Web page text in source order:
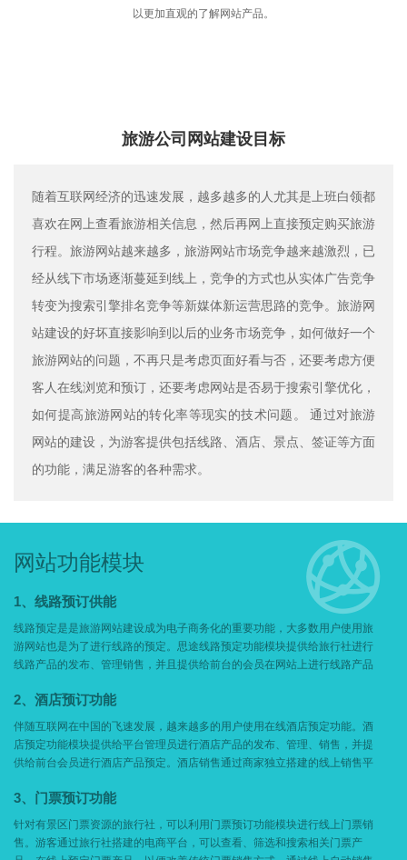
以更加直观的了解网站产品。
旅游公司网站建设目标
随着互联网经济的迅速发展，越多越多的人尤其是上班白领都
喜欢在网上查看旅游相关信息，然后再网上直接预定购买旅游
行程。旅游网站越来越多，旅游网站市场竞争越来越激烈，已
经从线下市场逐渐蔓延到线上，竞争的方式也从实体广告竞争
转变为搜索引擎排名竞争等新媒体新运营思路的竞争。旅游网
站建设的好坏直接影响到以后的业务市场竞争，如何做好一个
旅游网站的问题，不再只是考虑页面好看与否，还要考虑方便
客人在线浏览和预订，还要考虑网站是否易于搜索引擎优化，
如何提高旅游网站的转化率等现实的技术问题。 通过对旅游
网站的建设，为游客提供包括线路、酒店、景点、签证等方面
的功能，满足游客的各种需求。

网站功能模块
1、线路预订供能
线路预定是是旅游网站建设成为电子商务化的重要功能，大多数用户使用旅
游网站也是为了进行线路的预定。思途线路预定功能模块提供给旅行社进行
线路产品的发布、管理销售，并且提供给前台的会员在网站上进行线路产品
销售方式与销售渠道，建立新的盈利增长点。
2、酒店预订功能
伴随互联网在中国的飞速发展，越来越多的用户使用在线酒店预定功能。酒
店预定功能模块提供给平台管理员进行酒店产品的发布、管理、销售，并提
供给前台会员进行酒店产品预定。酒店销售通过商家独立搭建的线上销售平
3、门票预订功能
针对有景区门票资源的旅行社，可以利用门票预订功能模块进行线上门票销
售。游客通过旅行社搭建的电商平台，可以查看、筛选和搜索相关门票产